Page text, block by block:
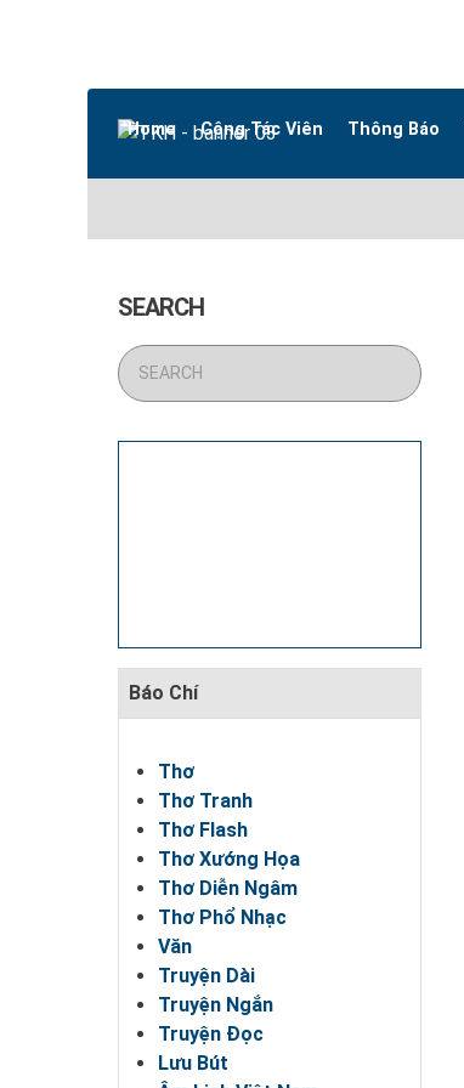
Home Cộng Tác Viên Thông Báo
SEARCH
Báo Chí
Thơ
Thơ Tranh
Thơ Flash
Thơ Xướng Họa
Thơ Diễn Ngâm
Thơ Phổ Nhạc
Văn
Truyện Dài
Truyện Ngắn
Truyện Đọc
Lưu Bút